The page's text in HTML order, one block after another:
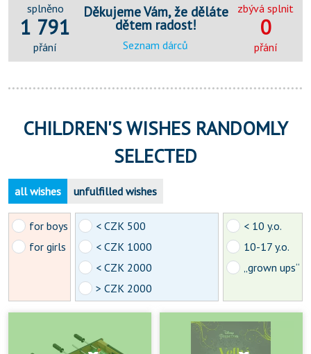
splněno
1 791
přání
Děkujeme Vám, že děláte
dětem radost!
Seznam dárců
zbývá splnit
0
přání
CHILDREN'S WISHES RANDOMLY
SELECTED
all wishes unfulfilled wishes
for boys
for girls
< CZK 500
< CZK 1000
< CZK 2000
> CZK 2000
< 10 y.o.
10-17 y.o.
„grown ups“